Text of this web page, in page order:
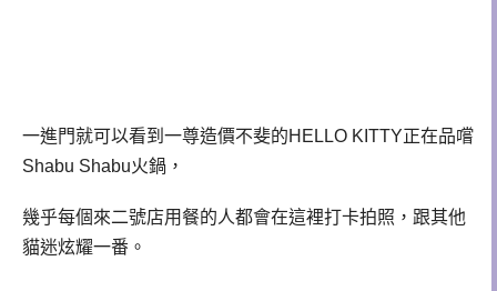
一進門就可以看到一尊造價不斐的HELLO KITTY正在品嚐
Shabu Shabu火鍋，
幾乎每個來二號店用餐的人都會在這裡打卡拍照，跟其他
貓迷炫耀一番。